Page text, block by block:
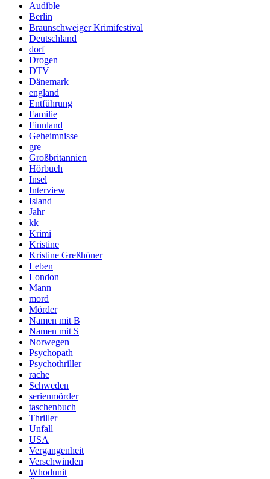
Audible
Berlin
Braunschweiger Krimifestival
Deutschland
dorf
Drogen
DTV
Dänemark
england
Entführung
Familie
Finnland
Geheimnisse
gre
Großbritannien
Hörbuch
Insel
Interview
Island
Jahr
kk
Krimi
Kristine
Kristine Greßhöner
Leben
London
Mann
mord
Mörder
Namen mit B
Namen mit S
Norwegen
Psychopath
Psychothriller
rache
Schweden
serienmörder
taschenbuch
Thriller
Unfall
USA
Vergangenheit
Verschwinden
Whodunit